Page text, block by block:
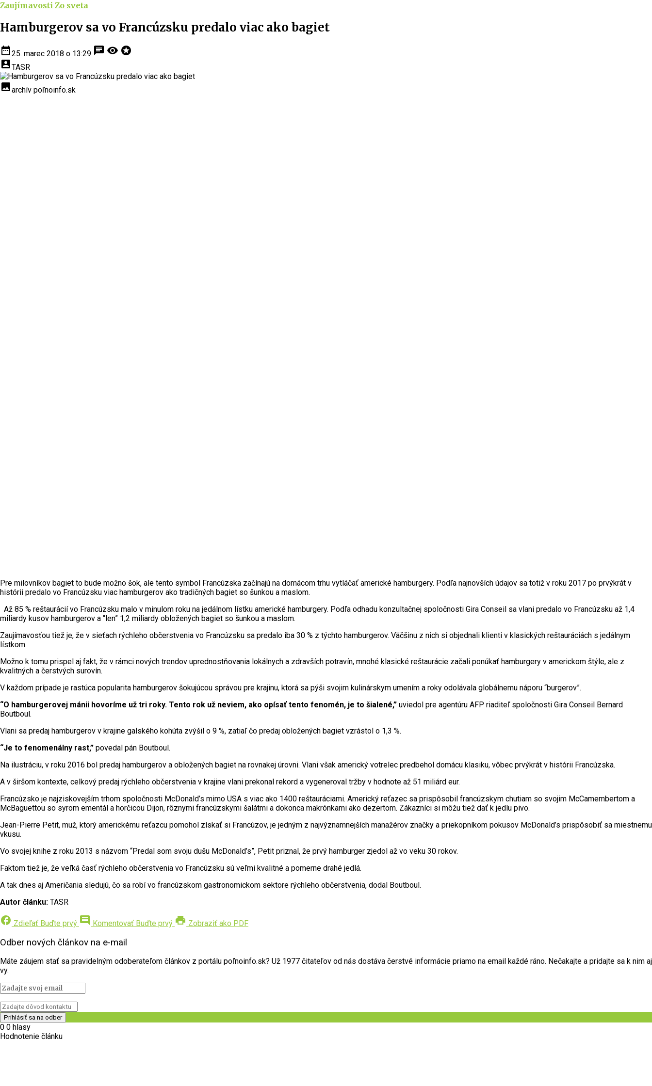
Zaujímavosti Zo sveta
Hamburgerov sa vo Francúzsku predalo viac ako bagiet
date_range25. marec 2018 o 13:29 chat visibility stars
account_boxTASR
insert_photoarchív poľnoinfo.sk
Pre milovníkov bagiet to bude možno šok, ale tento symbol Francúzska začínajú na domácom trhu vytláčať americké hamburgery. Podľa najnovších údajov sa totiž v roku 2017 po prvýkrát v
histórii predalo vo Francúzsku viac hamburgerov ako tradičných bagiet so šunkou a maslom.
Až 85 % reštaurácií vo Francúzsku malo v minulom roku na jedálnom lístku americké hamburgery. Podľa odhadu konzultačnej spoločnosti Gira Conseil sa vlani predalo vo Francúzsku až 1,4
miliardy kusov hamburgerov a “len” 1,2 miliardy obložených bagiet so šunkou a maslom.
Zaujímavosťou tiež je, že v sieťach rýchleho občerstvenia vo Francúzsku sa predalo iba 30 % z týchto hamburgerov. Väčšinu z nich si objednali klienti v klasických reštauráciách s jedálnym
lístkom.
Možno k tomu prispel aj fakt, že v rámci nových trendov uprednostňovania lokálnych a zdravších potravín, mnohé klasické reštaurácie začali ponúkať hamburgery v americkom štýle, ale z
kvalitných a čerstvých surovín.
V každom prípade je rastúca popularita hamburgerov šokujúcou správou pre krajinu, ktorá sa pýši svojim kulinárskym umením a roky odolávala globálnemu náporu “burgerov”.
“O hamburgerovej mánii hovoríme už tri roky. Tento rok už neviem, ako opísať tento fenomén, je to šialené,” uviedol pre agentúru AFP riaditeľ spoločnosti Gira Conseil Bernard
Boutboul.
Vlani sa predaj hamburgerov v krajine galského kohúta zvýšil o 9 %, zatiaľ čo predaj obložených bagiet vzrástol o 1,3 %.
“Je to fenomenálny rast,” povedal pán Boutboul.
Na ilustráciu, v roku 2016 bol predaj hamburgerov a obložených bagiet na rovnakej úrovni. Vlani však americký votrelec predbehol domácu klasiku, vôbec prvýkrát v histórii Francúzska.
A v širšom kontexte, celkový predaj rýchleho občerstvenia v krajine vlani prekonal rekord a vygeneroval tržby v hodnote až 51 miliárd eur.
Francúzsko je najziskovejším trhom spoločnosti McDonald’s mimo USA s viac ako 1400 reštauráciami. Americký reťazec sa prispôsobil francúzskym chutiam so svojim McCamembertom a
McBaguettou so syrom ementál a horčicou Dijon, rôznymi francúzskymi šalátmi a dokonca makrónkami ako dezertom. Zákazníci si môžu tiež dať k jedlu pivo.
Jean-Pierre Petit, muž, ktorý americkému reťazcu pomohol získať si Francúzov, je jedným z najvýznamnejších manažérov značky a priekopníkom pokusov McDonald’s prispôsobiť sa miestnemu
vkusu.
Vo svojej knihe z roku 2013 s názvom “Predal som svoju dušu McDonald’s”, Petit priznal, že prvý hamburger zjedol až vo veku 30 rokov.
Faktom tiež je, že veľká časť rýchleho občerstvenia vo Francúzsku sú veľmi kvalitné a pomerne drahé jedlá.
A tak dnes aj Američania sledujú, čo sa robí vo francúzskom gastronomickom sektore rýchleho občerstvenia, dodal Boutboul.
Autor článku: TASR
facebook Zdieľať Buďte prvý comment Komentovať Buďte prvý print Zobraziť ako PDF
Odber nových článkov na e-mail
Máte záujem stať sa pravidelným odoberateľom článkov z portálu poľnoinfo.sk? Už 1977 čitateľov od nás dostáva čerstvé informácie priamo na email každé ráno. Nečakajte a pridajte sa k nim aj
vy.
0 0 hlasy
Hodnotenie článku